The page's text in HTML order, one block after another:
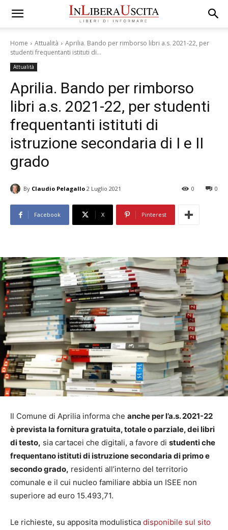
Home Attualità
Aprilia. Bando per rimborso libri a.s. 2021-22, per
studenti frequentanti istituti di...
Attualità
Aprilia. Bando per rimborso
libri a.s. 2021-22, per studenti
frequentanti istituti di
istruzione secondaria di I e II
grado
By Claudio Pelagallo 2 Luglio 2021 0
0
Facebook X Pinterest
Il Comune di Aprilia informa che anche per l’a.s. 2021-22
è prevista la fornitura gratuita, totale o parziale, dei libri
di testo, sia cartacei che digitali, a favore di studenti che
frequentano istituti di istruzione secondaria di primo e
secondo grado, residenti all’interno del territorio
comunale e il cui nucleo familiare abbia un ISEE non
superiore ad euro 15.493,71.
Le richieste, su apposita modulistica disponibile sul sito